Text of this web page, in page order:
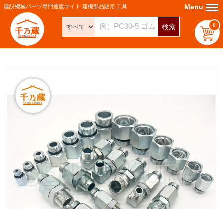
建設機械パーツ専門通販サイト 建機部品販売 工具
検索 0
Menu Menu